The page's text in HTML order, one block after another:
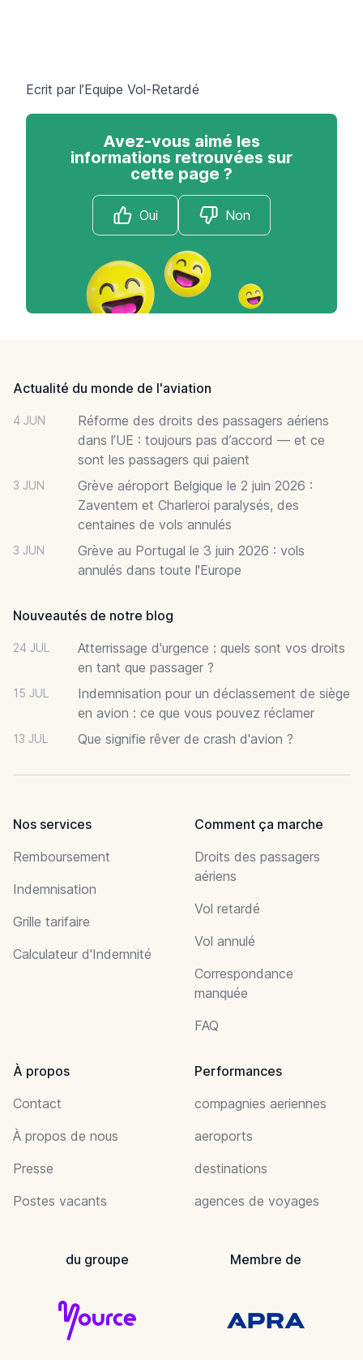
Ecrit par l’Equipe Vol-Retardé
Avez-vous aimé les
informations retrouvées sur
cette page ?
Oui Non
Actualité du monde de l'aviation
4 JUN
Réforme des droits des passagers aériens
dans l’UE : toujours pas d’accord — et ce
sont les passagers qui paient
3 JUN
Grève aéroport Belgique le 2 juin 2026 :
Zaventem et Charleroi paralysés, des
centaines de vols annulés
3 JUN
Grève au Portugal le 3 juin 2026 : vols
annulés dans toute l'Europe
Nouveautés de notre blog
24 JUL
Atterrissage d'urgence : quels sont vos droits
en tant que passager ?
15 JUL
Indemnisation pour un déclassement de siège
en avion : ce que vous pouvez réclamer
13 JUL Que signifie rêver de crash d'avion ?
Nos services
Remboursement
Indemnisation
Grille tarifaire
Calculateur d'Indemnité
Comment ça marche
Droits des passagers
aériens
Vol retardé
Vol annulé
Correspondance
manquée
FAQ
À propos
Contact
À propos de nous
Presse
Postes vacants
Performances
compagnies aeriennes
aeroports
destinations
agences de voyages
du groupe Membre de